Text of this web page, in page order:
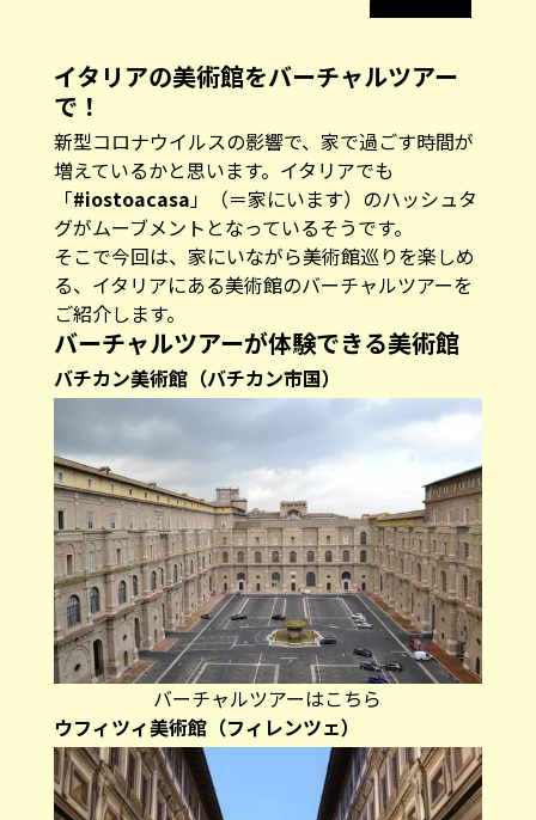
イタリアの美術館をバーチャルツアー
で！
新型コロナウイルスの影響で、家で過ごす時間が
増えているかと思います。イタリアでも
「#iostoacasa」（＝家にいます）のハッシュタ
グがムーブメントとなっているそうです。
そこで今回は、家にいながら美術館巡りを楽しめ
る、イタリアにある美術館のバーチャルツアーを
ご紹介します。
バーチャルツアーが体験できる美術館
バチカン美術館（バチカン市国）
バーチャルツアーはこちら
ウフィツィ美術館（フィレンツェ）